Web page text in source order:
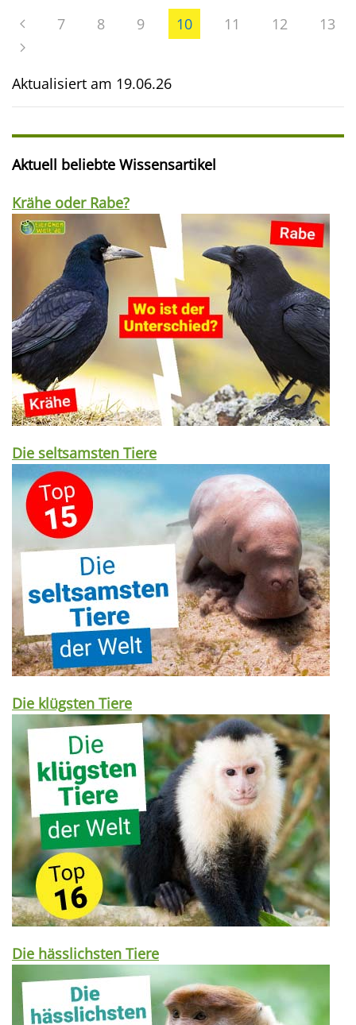
7 8 9 10 11 12 13
Aktualisiert am 19.06.26
Aktuell beliebte Wissensartikel
Krähe oder Rabe?
Die seltsamsten Tiere
Die klügsten Tiere
Die hässlichsten Tiere